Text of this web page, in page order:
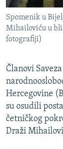
VIŠE OD NASLOVA
GENOCID U
POPLAVE I
POST SCRIPTUM
MOJA EVROPA
TRI DECENIJE
SVE KARTE
PRATITE NAS
Spomenik u
Mihailoviću u
fotografiji)
Članovi
Hercegovine
su osudili
četničkog
Draži